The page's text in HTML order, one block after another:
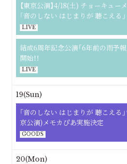
【東京公演】4/18(土) チョーキュー
｢音のしない はじまりが 聴こえる｣
LIVE
結成6周年記念公演「6年前の雨予
開始！！
LIVE
19(Sun)
｢⾳のしない はじまりが 聴こえる
京公演)メモカぴあ実施決定
GOODS
20(Mon)